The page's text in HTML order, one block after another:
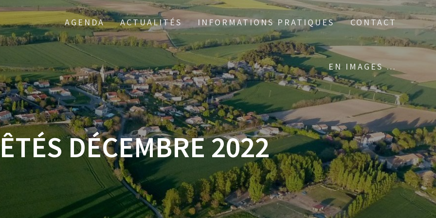
AGENDA ACTUALITÉS INFORMATIONS PRATIQUES CONTACT
EN IMAGES …
DÉCEMBRE 2022